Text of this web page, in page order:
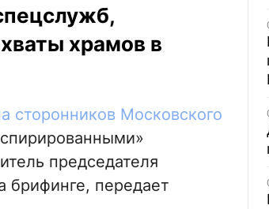
храмов в
сторонников Московского
председателя
брифинге, передает